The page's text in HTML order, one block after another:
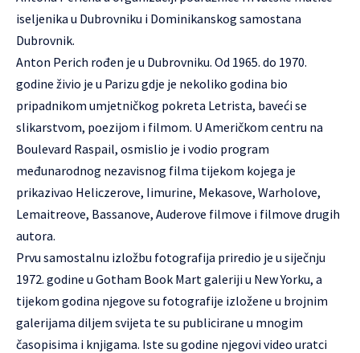
iseljenika u Dubrovniku i Dominikanskog samostana
Dubrovnik.
Anton Perich rođen je u Dubrovniku. Od 1965. do 1970.
godine živio je u Parizu gdje je nekoliko godina bio
pripadnikom umjetničkog pokreta Letrista, baveći se
slikarstvom, poezijom i filmom. U Američkom centru na
Boulevard Raspail, osmislio je i vodio program
međunarodnog nezavisnog filma tijekom kojega je
prikazivao Heliczerove, Iimurine, Mekasove, Warholove,
Lemaitreove, Bassanove, Auderove filmove i filmove drugih
autora.
Prvu samostalnu izložbu fotografija priredio je u siječnju
1972. godine u Gotham Book Mart galeriji u New Yorku, a
tijekom godina njegove su fotografije izložene u brojnim
galerijama diljem svijeta te su publicirane u mnogim
časopisima i knjigama. Iste su godine njegovi video uratci